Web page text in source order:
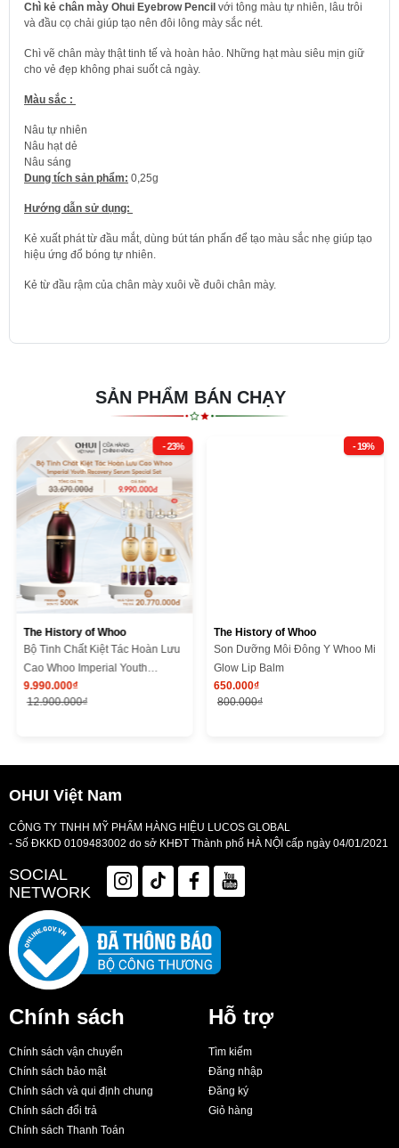
Chì kẻ chân mày Ohui Eyebrow Pencil với tông màu tự nhiên, lâu trôi
và đầu cọ chải giúp tạo nên đôi lông mày sắc nét.
Chì vẽ chân mày thật tinh tế và hoàn hảo. Những hạt màu siêu mịn giữ
cho vẻ đẹp không phai suốt cả ngày.
Màu sắc :
Nâu tự nhiên
Nâu hạt dẻ
Nâu sáng
Dung tích sản phẩm: 0,25g
Hướng dẫn sử dụng:
Kẻ xuất phát từ đầu mắt, dùng bút tán phấn để tạo màu sắc nhẹ giúp tạo
hiệu ứng đổ bóng tự nhiên.
Kẻ từ đầu rậm của chân mày xuôi về đuôi chân mày.
SẢN PHẨM BÁN CHẠY
- 23%
The History of Whoo
Bộ Tinh Chất Kiệt Tác Hoàn Lưu
Cao Whoo Imperial Youth
Recovery Serum Special Set
9.990.000₫
12.900.000₫
- 19%
The History of Whoo
Son Dưỡng Môi Đông Y Whoo Mi
Glow Lip Balm
650.000₫
800.000₫
OHUI Việt Nam
CÔNG TY TNHH MỸ PHẨM HÀNG HIỆU LUCOS GLOBAL
- Số ĐKKD 0109483002 do sở KHĐT Thành phố HÀ NỘI cấp ngày 04/01/2021
SOCIAL
NETWORK
Chính sách
Chính sách vận chuyển
Chính sách bảo mật
Chính sách và qui định chung
Chính sách đổi trả
Chính sách Thanh Toán
Hỗ trợ
Tìm kiếm
Đăng nhập
Đăng ký
Giỏ hàng